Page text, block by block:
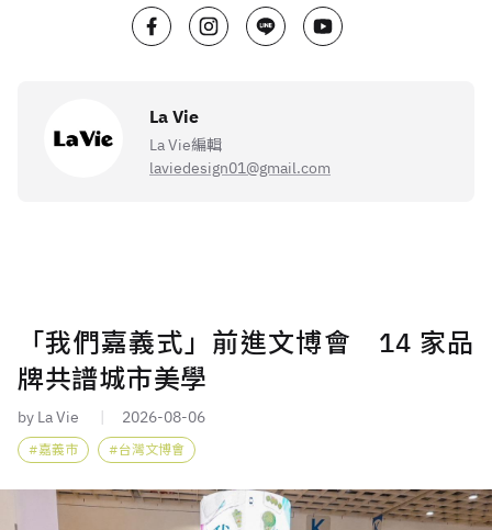
La Vie
La Vie編輯
laviedesign01@gmail.com
「我們嘉義式」前進文博會 14 家品
牌共譜城市美學
by La Vie 2026-08-06
嘉義市 台灣文博會